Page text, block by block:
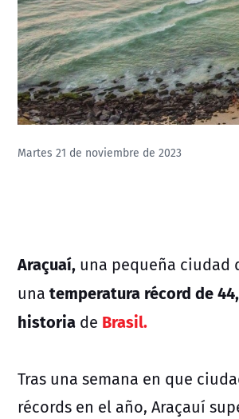
Martes 21 de noviembre de 2023
Araçuaí, una pequeña ciudad
una temperatura récord de
historia de Brasil.
Tras una semana en que
récords en el año, Araçauí